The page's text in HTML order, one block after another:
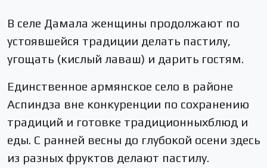
В селе Дамала женщины продолжают по
устоявшейся традиции делать пастилу,
угощать (кислый лаваш) и дарить гостям.
Единственное армянское село в районе
Аспиндза вне конкуренции по сохранению
традиций и готовке традиционныхблюд и
еды. С ранней весны до глубокой осени здесь
из разных фруктов делают пастилу.